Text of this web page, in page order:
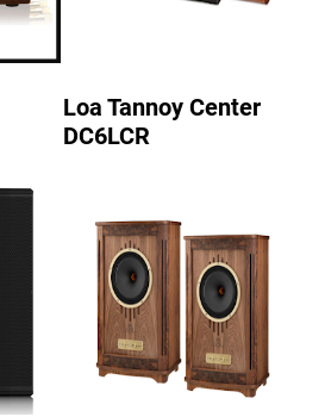
Loa Tannoy Center
DC6LCR